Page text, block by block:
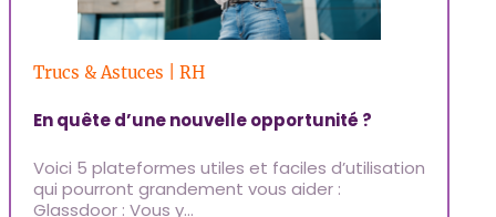
Trucs & Astuces | RH
En quête d’une nouvelle opportunité ?
Voici 5 plateformes utiles et faciles d’utilisation
qui pourront grandement vous aider :
Glassdoor : Vous y…